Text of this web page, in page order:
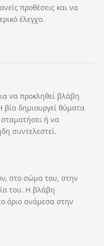
προθέσεις και να
έλεγχο.
να προκληθεί βλάβη
δημιουργεί θύματα
σταματήσει ή να
συντελεστεί.
στο σώμα του, στην
του. Η βλάβη
όριο ανάμεσα στην